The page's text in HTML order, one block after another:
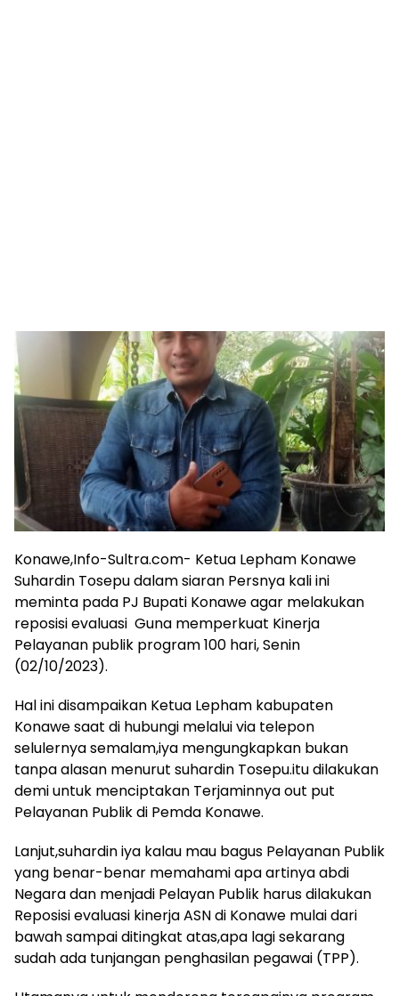
Konawe,Info-Sultra.com- Ketua Lepham Konawe
Suhardin Tosepu dalam siaran Persnya kali ini
meminta pada PJ Bupati Konawe agar melakukan
reposisi evaluasi Guna memperkuat Kinerja
Pelayanan publik program 100 hari, Senin
(02/10/2023).
Hal ini disampaikan Ketua Lepham kabupaten
Konawe saat di hubungi melalui via telepon
selulernya semalam,iya mengungkapkan bukan
tanpa alasan menurut suhardin Tosepu.itu dilakukan
demi untuk menciptakan Terjaminnya out put
Pelayanan Publik di Pemda Konawe.
Lanjut,suhardin iya kalau mau bagus Pelayanan Publik
yang benar-benar memahami apa artinya abdi
Negara dan menjadi Pelayan Publik harus dilakukan
Reposisi evaluasi kinerja ASN di Konawe mulai dari
bawah sampai ditingkat atas,apa lagi sekarang
sudah ada tunjangan penghasilan pegawai (TPP).